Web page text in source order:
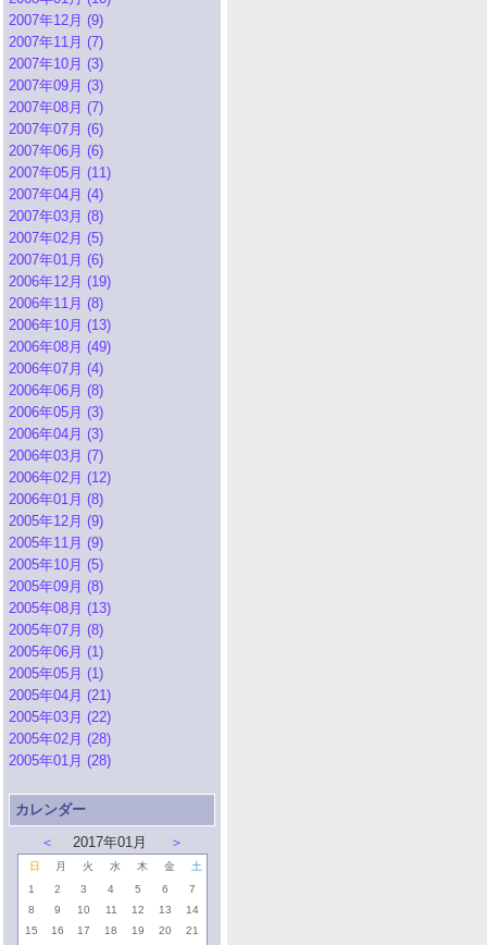
2007年12月 (9)
2007年11月 (7)
2007年10月 (3)
2007年09月 (3)
2007年08月 (7)
2007年07月 (6)
2007年06月 (6)
2007年05月 (11)
2007年04月 (4)
2007年03月 (8)
2007年02月 (5)
2007年01月 (6)
2006年12月 (19)
2006年11月 (8)
2006年10月 (13)
2006年08月 (49)
2006年07月 (4)
2006年06月 (8)
2006年05月 (3)
2006年04月 (3)
2006年03月 (7)
2006年02月 (12)
2006年01月 (8)
2005年12月 (9)
2005年11月 (9)
2005年10月 (5)
2005年09月 (8)
2005年08月 (13)
2005年07月 (8)
2005年06月 (1)
2005年05月 (1)
2005年04月 (21)
2005年03月 (22)
2005年02月 (28)
2005年01月 (28)
カレンダー
＜
2017年01月 ＞
日 月 火 水 木 金
土
1
2 3 4 5 6
7
8
9 10 11 12 13
14
15
16 17 18 19 20
21